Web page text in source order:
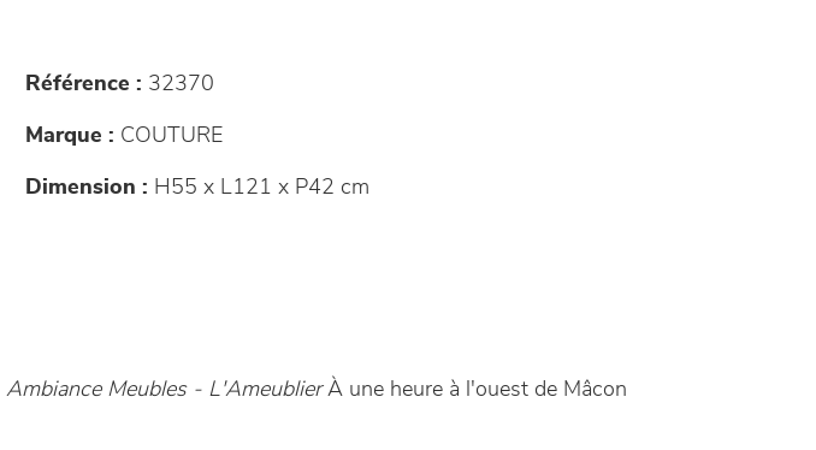
Référence : 32370
Marque : COUTURE
Dimension : H55 x L121 x P42 cm
Ambiance Meubles - L'AmeublierÀ une heure à l'ouest de Mâcon